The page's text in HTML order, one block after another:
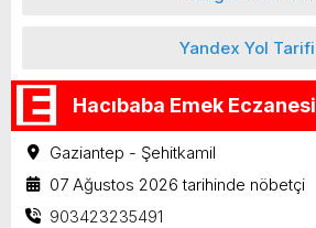
Yandex Yol Tarifi
Hacıbaba Emek Eczanesi
Gaziantep - Şehitkamil
07 Ağustos 2026 tarihinde nöbetçi
903423235491